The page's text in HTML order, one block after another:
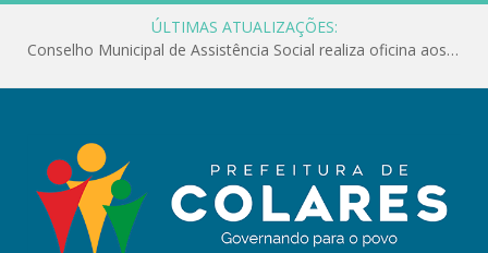
ÚLTIMAS ATUALIZAÇÕES:
Conselho Municipal de Assistência Social realiza oficina aos servidores